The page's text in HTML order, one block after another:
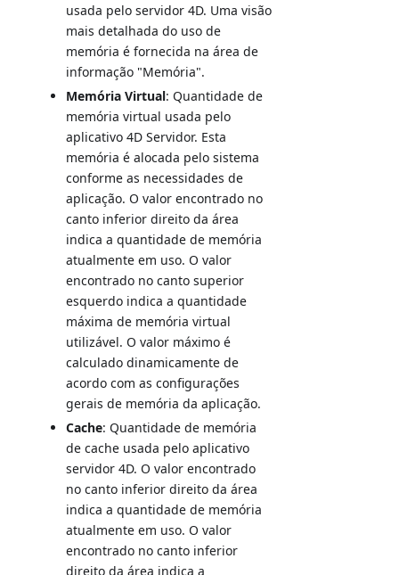
usada pelo servidor 4D. Uma visão
mais detalhada do uso de
memória é fornecida na área de
informação "Memória".
Memória Virtual: Quantidade de
memória virtual usada pelo
aplicativo 4D Servidor. Esta
memória é alocada pelo sistema
conforme as necessidades de
aplicação. O valor encontrado no
canto inferior direito da área
indica a quantidade de memória
atualmente em uso. O valor
encontrado no canto superior
esquerdo indica a quantidade
máxima de memória virtual
utilizável. O valor máximo é
calculado dinamicamente de
acordo com as configurações
gerais de memória da aplicação.
Cache: Quantidade de memória
de cache usada pelo aplicativo
servidor 4D. O valor encontrado
no canto inferior direito da área
indica a quantidade de memória
atualmente em uso. O valor
encontrado no canto inferior
direito da área indica a